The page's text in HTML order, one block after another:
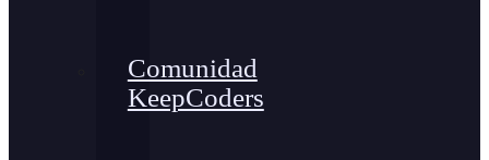
Comunidad
KeepCoders